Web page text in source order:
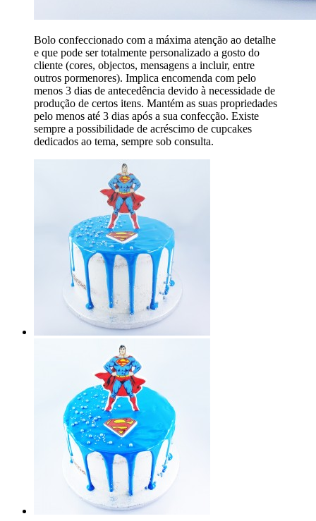
Bolo confeccionado com a máxima atenção ao detalhe
e que pode ser totalmente personalizado a gosto do
cliente (cores, objectos, mensagens a incluir, entre
outros pormenores). Implica encomenda com pelo
menos 3 dias de antecedência devido à necessidade de
produção de certos itens. Mantém as suas propriedades
pelo menos até 3 dias após a sua confecção. Existe
sempre a possibilidade de acréscimo de cupcakes
dedicados ao tema, sempre sob consulta.